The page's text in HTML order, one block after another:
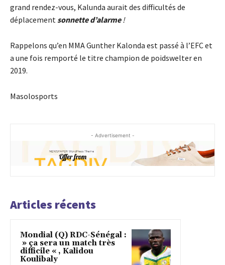
grand rendez-vous, Kalunda aurait des difficultés de
déplacement sonnette d’alarme!
Rappelons qu’en MMA Gunther Kalonda est passé à l’EFC et
a une fois remporté le titre champion de poidswelter en
2019.
Masolosports
- Advertisement -
Articles récents
Mondial (Q) RDC-Sénégal :
» ça sera un match très
difficile « , Kalidou
Koulibaly